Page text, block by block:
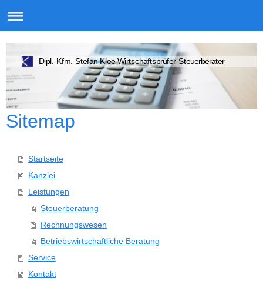
Dipl.-Kfm. Stefan Klee Wirtschaftsprüfer Steuerberater
Sitemap
Startseite
Kanzlei
Leistungen
Steuerberatung
Rechnungswesen
Betriebswirtschaftliche Beratung
Service
Kontakt